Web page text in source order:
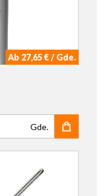
Ab 27,65 € / Gde.
Gde.